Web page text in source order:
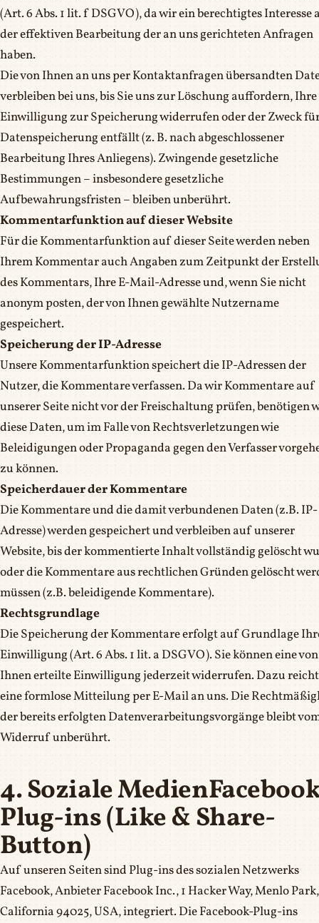
(Art. 6 Abs. 1 lit. f DSGVO), da wir ein berechtigtes Interesse
der effektiven Bearbeitung der an uns gerichteten Anfragen
haben.
Die von Ihnen an uns per Kontaktanfragen übersandten
verbleiben bei uns, bis Sie uns zur Löschung auffordern, Ihre
Einwilligung zur Speicherung widerrufen oder der Zweck
Datenspeicherung entfällt (z. B. nach abgeschlossener
Bearbeitung Ihres Anliegens). Zwingende gesetzliche
Bestimmungen – insbesondere gesetzliche
Aufbewahrungsfristen – bleiben unberührt.
Kommentarfunktion auf dieser Website
Für die Kommentarfunktion auf dieser Seite werden neben
Ihrem Kommentar auch Angaben zum Zeitpunkt der
des Kommentars, Ihre E-Mail-Adresse und, wenn Sie nicht
anonym posten, der von Ihnen gewählte Nutzername
gespeichert.
Speicherung der IP-Adresse
Unsere Kommentarfunktion speichert die IP-Adressen der
Nutzer, die Kommentare verfassen. Da wir Kommentare auf
unserer Seite nicht vor der Freischaltung prüfen, benötigen
diese Daten, um im Falle von Rechtsverletzungen wie
Beleidigungen oder Propaganda gegen den Verfasser
zu können.
Speicherdauer der Kommentare
Die Kommentare und die damit verbundenen Daten (z.B. IP-
Adresse) werden gespeichert und verbleiben auf unserer
Website, bis der kommentierte Inhalt vollständig gelöscht
oder die Kommentare aus rechtlichen Gründen gelöscht
müssen (z.B. beleidigende Kommentare).
Rechtsgrundlage
Die Speicherung der Kommentare erfolgt auf Grundlage
Einwilligung (Art. 6 Abs. 1 lit. a DSGVO). Sie können eine von
Ihnen erteilte Einwilligung jederzeit widerrufen. Dazu reicht
eine formlose Mitteilung per E-Mail an uns. Die
der bereits erfolgten Datenverarbeitungsvorgänge bleibt
Widerruf unberührt.
4. Soziale
Plug-ins (Like & Share-
Button)
Auf unseren Seiten sind Plug-ins des sozialen Netzwerks
Facebook, Anbieter Facebook Inc., 1 Hacker Way, Menlo Park,
California 94025, USA, integriert. Die Facebook-Plug-ins